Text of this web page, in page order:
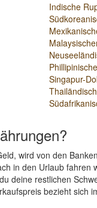
Indische
Singapur-
wird von den
in den Urlaub
deine restlichen
bezieht sich